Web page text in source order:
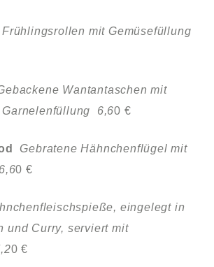
Frühlingsrollen mit Gemüsefüllung
Wantantaschen mit
Garnelenfüllung 6,60 €
Gebratene Hähnchenflügel mit
0 €
eingelegt in
und Curry, serviert mit
0 €